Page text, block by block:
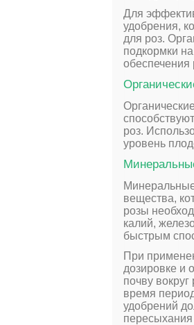
Для
удобрения,
для роз.
подкормки
роз.
уровень
вещества,
розы
калий,
быстрым
При
дозировке и
почву
время
удобрений